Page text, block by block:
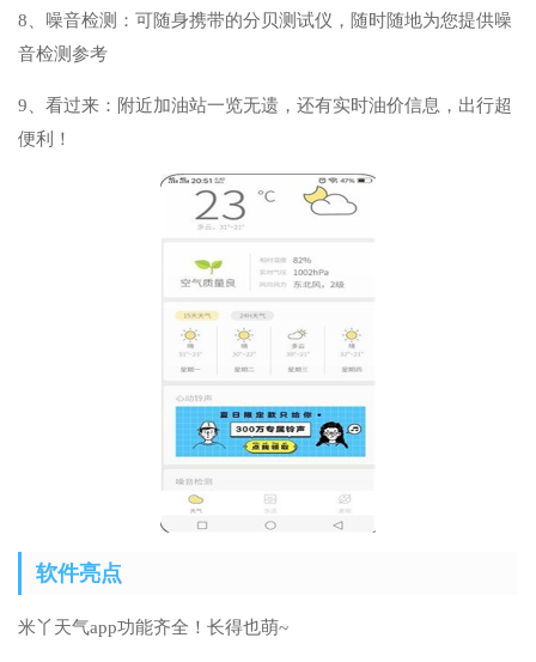
8、噪音检测：可随身携带的分贝测试仪，随时随地为您提供噪
音检测参考
9、看过来：附近加油站一览无遗，还有实时油价信息，出行超
便利！
软件亮点
米丫天气app功能齐全！长得也萌~